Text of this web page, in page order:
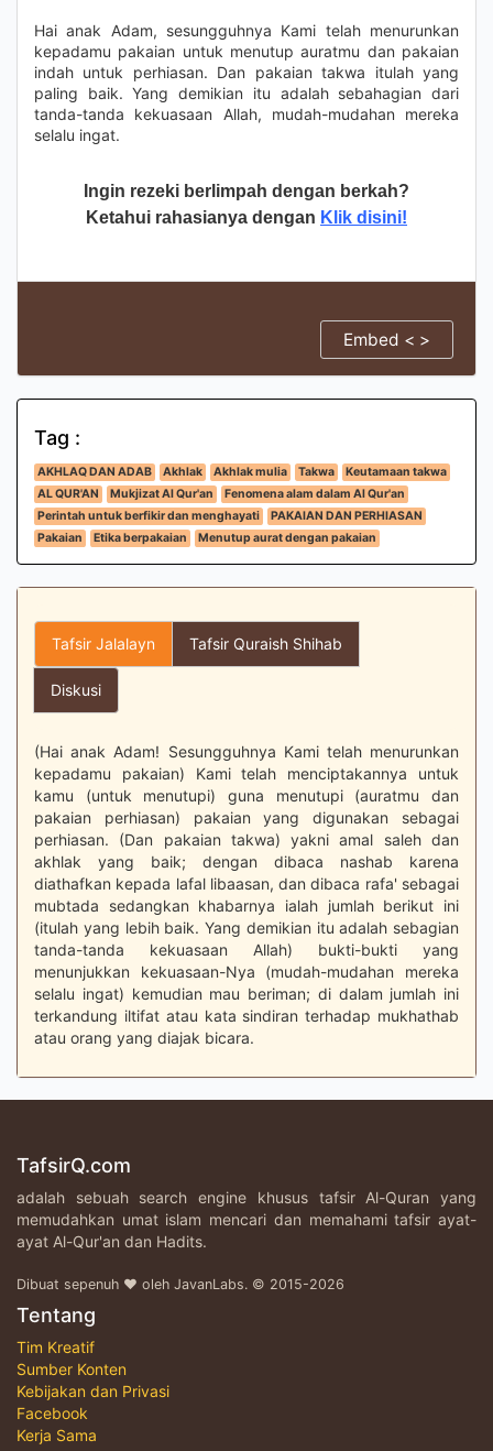
Hai anak Adam, sesungguhnya Kami telah menurunkan
kepadamu pakaian untuk menutup auratmu dan pakaian
indah untuk perhiasan. Dan pakaian takwa itulah yang
paling baik. Yang demikian itu adalah sebahagian dari
tanda-tanda kekuasaan Allah, mudah-mudahan mereka
selalu ingat.
Ingin rezeki berlimpah dengan berkah?
Ketahui rahasianya dengan Klik disini!
Embed < >
Tag :
AKHLAQ DAN ADAB Akhlak Akhlak mulia Takwa
Keutamaan takwa
AL QUR'AN
Mukjizat Al Qur'an
Fenomena alam dalam Al Qur'an
Perintah untuk berfikir dan menghayati
PAKAIAN DAN PERHIASAN
Pakaian
Etika berpakaian Menutup aurat dengan pakaian
Tafsir Jalalayn Tafsir Quraish Shihab
Diskusi
(Hai anak Adam! Sesungguhnya Kami telah menurunkan
kepadamu pakaian) Kami telah menciptakannya untuk
kamu (untuk menutupi) guna menutupi (auratmu dan
pakaian perhiasan) pakaian yang digunakan sebagai
perhiasan. (Dan pakaian takwa) yakni amal saleh dan
akhlak yang baik; dengan dibaca nashab karena
diathafkan kepada lafal libaasan, dan dibaca rafa' sebagai
mubtada sedangkan khabarnya ialah jumlah berikut ini
(itulah yang lebih baik. Yang demikian itu adalah sebagian
tanda-tanda kekuasaan Allah) bukti-bukti yang
menunjukkan kekuasaan-Nya (mudah-mudahan mereka
selalu ingat) kemudian mau beriman; di dalam jumlah ini
terkandung iltifat atau kata sindiran terhadap mukhathab
atau orang yang diajak bicara.
TafsirQ.com
adalah sebuah search engine khusus tafsir Al-Quran yang
memudahkan umat islam mencari dan memahami tafsir ayat-
ayat Al-Qur'an dan Hadits.
Dibuat sepenuh ♥ oleh JavanLabs. © 2015-2026
Tentang
Tim Kreatif
Sumber Konten
Kebijakan dan Privasi
Facebook
Kerja Sama